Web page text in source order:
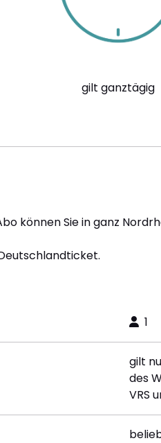
gilt ganztägig
können Sie in ganz
1
gilt
des
VRS